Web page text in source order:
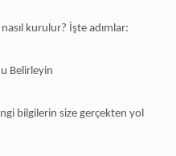
kurulur? İşte adımlar:
Belirleyin
bilgilerin size gerçekten yol